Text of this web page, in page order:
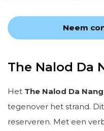
Neem
The Nalod Da
Het The Nalod Da Nang
tegenover het strand.
reserveren. Met een